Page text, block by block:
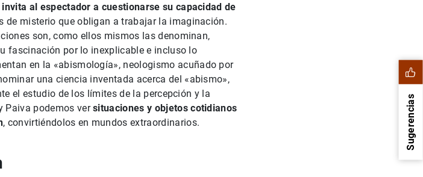
invita al espectador a cuestionarse su capacidad de
de misterio que obligan a trabajar la imaginación.
son, como ellos mismos las denominan,
fascinación por lo inexplicable e incluso lo
en la «abismología», neologismo acuñado por
una ciencia inventada acerca del «abismo»,
el estudio de los límites de la percepción y la
Paiva podemos versituaciones y objetos cotidianos
, convirtiéndolos en mundos extraordinarios. Sugerencias